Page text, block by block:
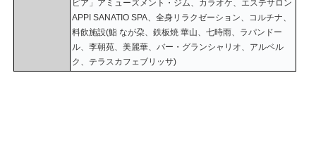
ピア」アミューズメント・ジム、カラオケ、エステサロン
APPI SANATIO SPA、全身リラクゼーション、コルチナ、
料飲施設(鮨 なが朶、鉄板焼 華山、七時雨、ラパンドー
ル、李朝苑、美麗華、バー・グランシャリオ、アルベル
ク、テラスカフェブリッサ)